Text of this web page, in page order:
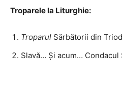
Troparele la Liturghie:
Troparul Sărbătorii din Triod
Slavă… Și acum… Condacul